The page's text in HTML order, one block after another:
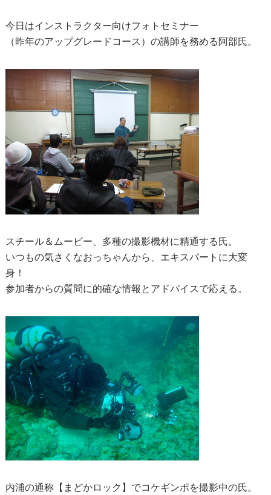
今日はインストラクター向けフォトセミナー
（昨年のアップグレードコース）の講師を務める阿部氏。
スチール＆ムービー、多種の撮影機材に精通する氏。
いつもの気さくなおっちゃんから、エキスパートに大変
身！
参加者からの質問に的確な情報とアドバイスで応える。
内浦の通称【まどかロック】でコケギンポを撮影中の氏。